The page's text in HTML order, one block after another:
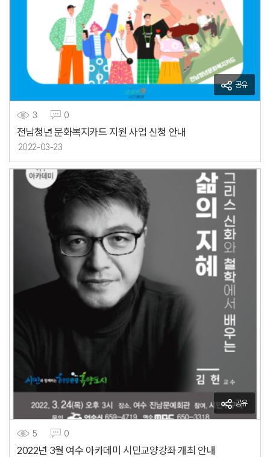
공유
3 0
전남청년 문화복지카드 지원 사업 신청 안내
2022-03-23
공유
5 0
2022년 3월 여수 아카데미 시민교양강좌 개최 안내